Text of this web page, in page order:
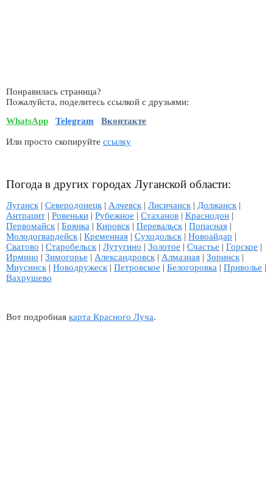
Понравилась страница?
Пожалуйста, поделитесь ссылкой с друзьями:
WhatsApp
Telegram Вконтакте
Или просто скопируйте ссылку
Погода в других городах Луганской области:
Луганск| Северодонецк| Алчевск| Лисичанск| Должанск|
Антрацит | Ровеньки | Рубежное | Стаханов | Краснодон |
Первомайск| Брянка | Кировск| Перевальск| Попасная |
Молодогвардейск| Кременная | Суходольск| Новоайдар |
Сватово | Старобельск| Лутугино | Золотое | Счастье | Горское |
Ирмино | Зимогорье | Александровск| Алмазная | Зоринск|
Миусинск| Новодружеск| Петровское | Белогоровка | Приволье |
Вахрушево
Вот подробная карта Красного Луча.